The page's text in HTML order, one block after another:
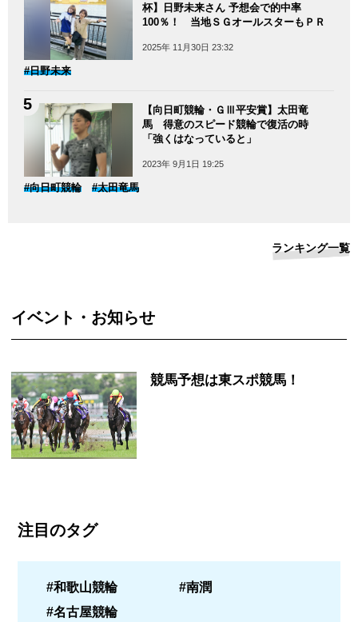
杯】日野未来さん 予想会で的中率
100％！ 当地ＳＧオールスターもＰＲ
2025年 11月30日 23:32
#日野未来
【向日町競輪・ＧⅢ平安賞】太田竜
馬 得意のスピード競輪で復活の時
「強くはなっていると」
2023年 9月1日 19:25
#向日町競輪 #太田竜馬
ランキング一覧
イベント・お知らせ
競馬予想は東スポ競馬！
注目のタグ
#和歌山競輪
#南潤
#名古屋競輪